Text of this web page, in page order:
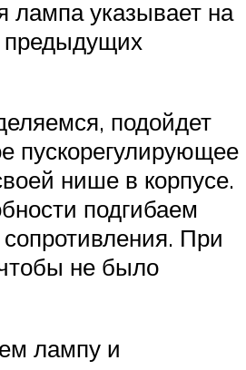
указывает на
предыдущих
подойдет
пускорегулирующее
нише в корпусе.
подгибаем
При
не было
лампу и